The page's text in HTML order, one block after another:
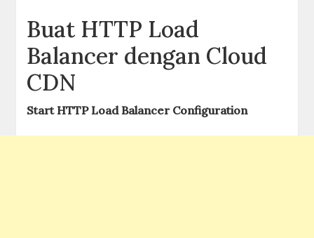
Buat HTTP Load
Balancer dengan Cloud
CDN
Start HTTP Load Balancer Configuration